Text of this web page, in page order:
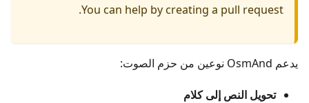
You can help by creating a pull request.
يدعم OsmAnd نوعين من حزم الصوت:
تحويل النص إلى كلام